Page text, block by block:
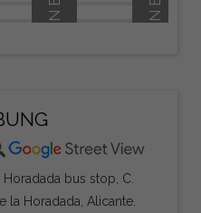
bus stop, C.
la Horadada, Alicante.